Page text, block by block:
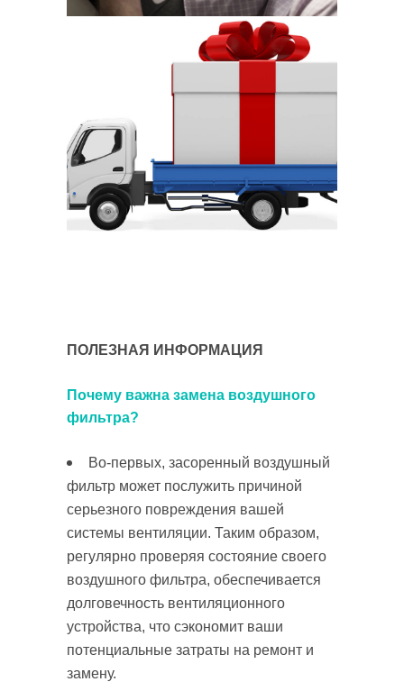
аты Эстонии
БЕСПЛАТНАЯ!
ПОЛЕЗНАЯ ИНФОРМАЦИЯ
Почему важна замена воздушного
фильтра?
Во-первых, засоренный воздушный
фильтр может послужить причиной
серьезного повреждения вашей
системы вентиляции. Таким образом,
регулярно проверяя состояние своего
воздушного фильтра, обеспечивается
долговечность вентиляционного
устройства, что сэкономит ваши
потенциальные затраты на ремонт и
замену.